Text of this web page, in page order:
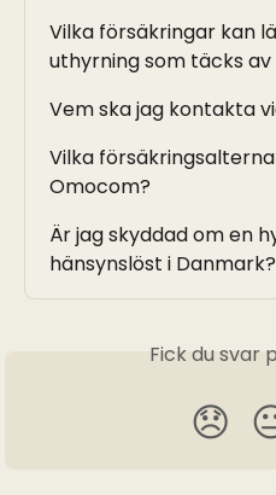
Vilka försäkringar kan
uthyrning som täcks av
Vem ska jag kontakta
Vilka
Omocom?
Är jag skyddad om en
hänsynslöst i Danmark?
Fick du svar
😞